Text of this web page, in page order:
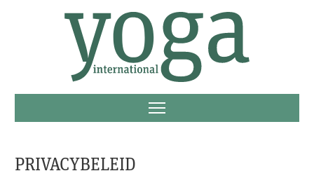
PRIVACYBELEID